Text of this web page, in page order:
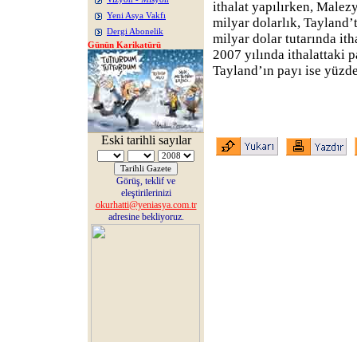
Yeni Asya Vakfı
Dergi Abonelik
Günün Karikatürü
Eski tarihli sayılar
Görüş, teklif ve
eleştirilerinizi
okurhatti@yeniasya.com.tr
adresine bekliyoruz.
ithalat yapılırken,
milyar dolarlık,
milyar dolar tutarında
2007 yılında ithalattaki
Tayland’ın payı ise